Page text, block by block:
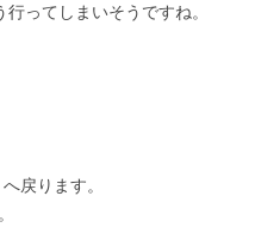
ってしまいそうですね。
へ戻ります。